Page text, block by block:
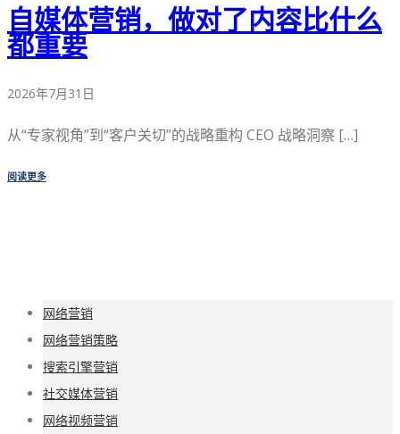
自媒体营销，做对了内容比什么
都重要
2026年7月31日
从“专家视角”到“客户关切”的战略重构 CEO 战略洞察 […]
阅读更多
网络营销
网络营销策略
搜索引擎营销
社交媒体营销
网络视频营销